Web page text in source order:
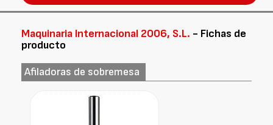
Maquinaria Internacional 2006, S.L. - Fichas de
producto
Afiladoras de sobremesa